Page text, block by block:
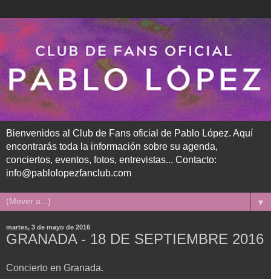
Bienvenidos al Club de Fans oficial de Pablo López. Aquí
encontrarás toda la información sobre su agenda,
conciertos, eventos, fotos, entrevistas... Contacto:
info@pablolopezfanclub.com
▼
martes, 3 de mayo de 2016
GRANADA - 18 DE SEPTIEMBRE 2016
Concierto en Granada.